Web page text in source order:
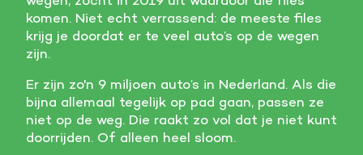
komen. Niet echt verrassend: de meeste files
krijg je doordat er te veel auto’s op de wegen
zijn.
Er zijn zo'n 9 miljoen auto’s in Nederland. Als die
bijna allemaal tegelijk op pad gaan, passen ze
niet op de weg. Die raakt zo vol dat je niet kunt
doorrijden. Of alleen heel sloom.
je voorkeuren aan.
Meer informatie
Alle cookies accepteren
Voorkeuren opslaan